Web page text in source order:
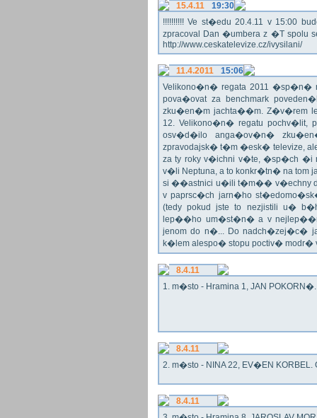
15.4.11
19:30
!!!!!!!!!! Ve st�edu 20.4.11 v 15:00
zpracoval Dan �umbera z �T spolu
http://www.ceskatelevize.cz/ivysilani/
11.4.2011
15:06
Velikono�n� regata 2011 �sp�n�
pova�ovat za benchmark
zku�en�m jachta��m. Z�v�rem
12. Velikono�n� regatu
osv�d�ilo anga�ov�n�
zpravodajsk� t�m �esk� televize,
za ty roky v�ichni v�te, �sp�ch
v�li Neptuna, a to konkr�tn� na tom
si ��astnici u�ili t�m�� v�echny
v paprsc�ch jarn�ho
(tedy pokud jste to nezjistili u�
lep��ho um�st�n� a v
jenom do n�... Do nadch�zej�c�
k�lem alespo� stopu poctiv�
8.4.11
1. m�sto - Hramina 1, JAN
8.4.11
2. m�sto - NINA 22, EV�EN KORBEL.
8.4.11